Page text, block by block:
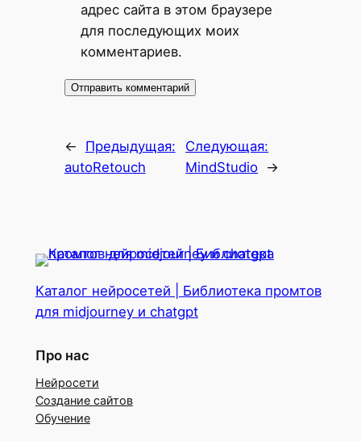
адрес сайта в этом браузере
для последующих моих
комментариев.
←
Предыдущая:
autoRetouch
Следующая:
MindStudio →
Каталог нейросетей | Библиотека промтов
для midjourney и chatgpt
Про нас
Нейросети
Создание сайтов
Обучение